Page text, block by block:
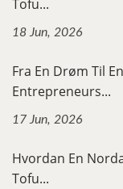
Tofu...
18 Jun, 2026
Fra En Drøm Til
Entrepreneurs...
17 Jun, 2026
Hvordan En
Tofu...